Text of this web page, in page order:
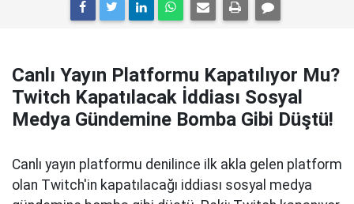
Canlı Yayın Platformu Kapatılıyor Mu?
Twitch Kapatılacak İddiası Sosyal
Medya Gündemine Bomba Gibi Düştü!
Canlı yayın platformu denilince ilk akla gelen platform
olan Twitch'in kapatılacağı iddiası sosyal medya